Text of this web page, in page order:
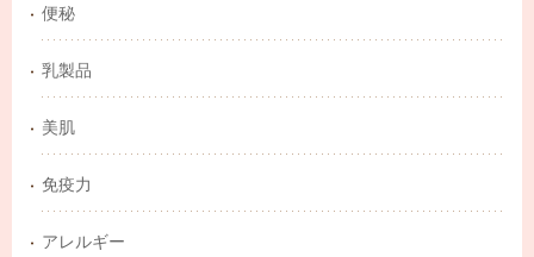
便秘
乳製品
美肌
免疫力
アレルギー